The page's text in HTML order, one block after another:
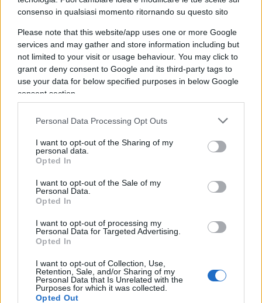
consenso in qualsiasi momento ritornando su questo sito
Please note that this website/app uses one or more Google
services and may gather and store information including but
not limited to your visit or usage behaviour. You may click to
grant or deny consent to Google and its third-party tags to
use your data for below specified purposes in below Google
consent section.
Personal Data Processing Opt Outs
I want to opt-out of the Sharing of my
personal data.
Opted In
I want to opt-out of the Sale of my
Personal Data.
Opted In
I want to opt-out of processing my
Personal Data for Targeted Advertising.
Opted In
I want to opt-out of Collection, Use,
Retention, Sale, and/or Sharing of my
Personal Data that Is Unrelated with the
Purposes for which it was collected.
Opted Out
12:45 Giustizia: per Ghisleri, un italiano su due
non apprezza questi magistrati.
13:30 Gandola e la morte di Pacini Battaglia.
14:40 Gli insulti alla Meloni dai cigiellini.
15:35 Sallusti risponde al nuovo direttore della
Stampa, che se l’era presa a sua volta con lui.
16:40 Afd, vola in Germania il partito di destra.
#rassegnastampa9ott